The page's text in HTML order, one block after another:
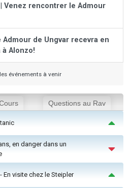
Venez rencontrer le Admour
Admour de Ungvar recevra en
à Alonzo!
événements à venir
Questions au Rav
en danger dans un
En visite chez le Steipler